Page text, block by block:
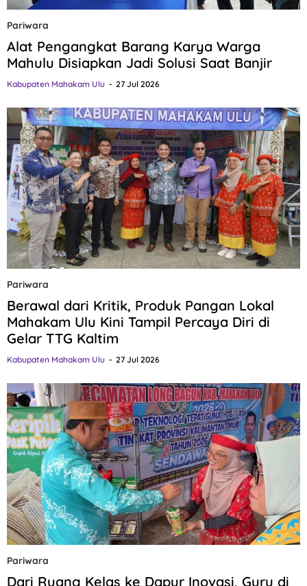
Pariwara
Alat Pengangkat Barang Karya Warga
Mahulu Disiapkan Jadi Solusi Saat Banjir
Kabupaten Mahakam Ulu 27 Jul 2026
Pariwara
Berawal dari Kritik, Produk Pangan Lokal
Mahakam Ulu Kini Tampil Percaya Diri di
Gelar TTG Kaltim
Kabupaten Mahakam Ulu 27 Jul 2026
Pariwara
Dari Ruang Kelas ke Dapur Inovasi, Guru di